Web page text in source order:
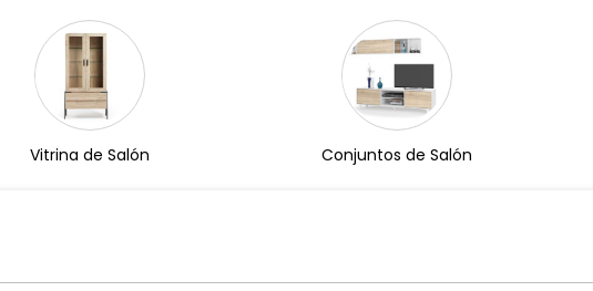
Vitrina de Salón Conjuntos de Salón